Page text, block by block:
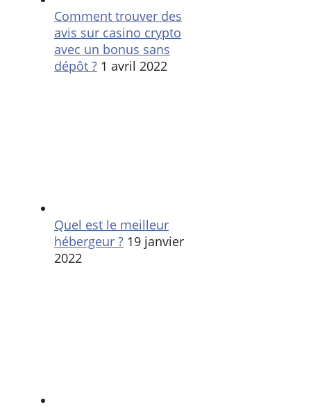
Comment trouver des
avis sur casino crypto
avec un bonus sans
dépôt ? 1 avril 2022
Quel est le meilleur
hébergeur ? 19 janvier
2022